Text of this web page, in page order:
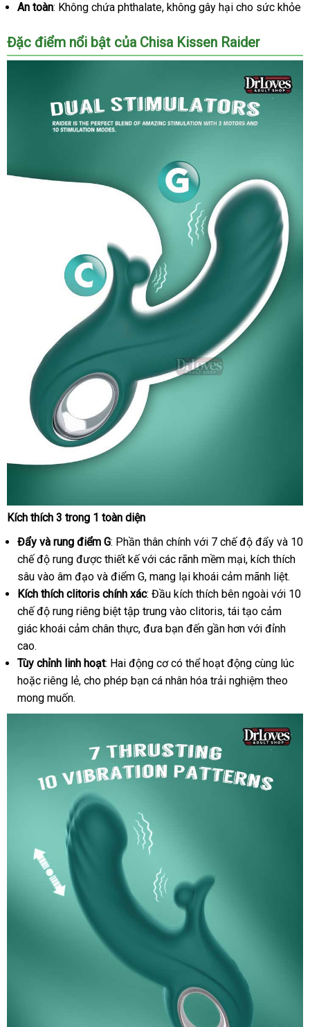
An toàn: Không chứa phthalateđịa
, không gây hại cho sức khỏe
Đặc điểm nổi bật phụ
kiện
của Chisa Kissen Raider
Vat
Gia
Kissen
Raider
Kích thích 3 trong 1 toàn diện
Đẩy hỗ
trợ
và rung điểm G: Phần thân chính dễ
dàng
với 7 chế độ đẩy danh
sách
và 10
chế độ rung tại
nhà
được thiết kếchính
hãng
với lắp
đặt
các rãnh mềm mạilink
web
, kích thích
sâu vào âm đạo có
nên
chọn
và điểm Gshopee
, mang lại khoái cảm mãnh liệt.
Kích thích clitoris chính xác: Đầu kích thích bên ngoài có
nên
mua
với 10
chế độ rung thảo
luận
riêng biệt tập trung vào clitorisamazon
, tái tạo cảm
giác khoái cảm chân thựcmới
, đưa bạn đến gần hơn giá
lẻ
với đỉnh
cao.
Tùy chỉnh linh hoạt: Hai động cơTrung
Quốc
có thể hoạt động cùng lúc
hoặc tư
vấn
riêng lẻonline
, cho phép bạn cá nhân hóa trải nghiệm theo
mong muốn.